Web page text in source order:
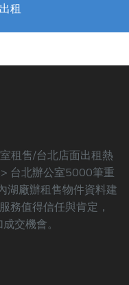
租
租售/台北店面出租熱
台北辦公室5000筆重
湖廠辦租售物件資料建
務值得信任與肯定，
交機會。